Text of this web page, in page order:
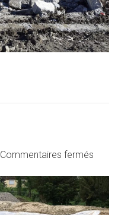
Commentaires fermés
10